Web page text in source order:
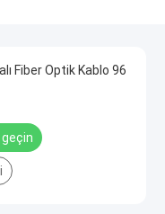
Fiber Optik Kablo 96